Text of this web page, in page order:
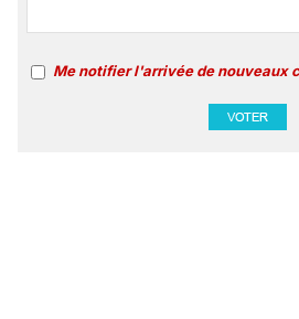
Me notifier l'arrivée de nouveaux